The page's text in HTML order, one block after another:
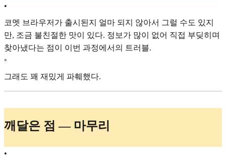
•
코멧 브라우저가 출시된지 얼마 되지 않아서 그럴 수도 있지
만, 조금 불친절한 맛이 있다. 정보가 많이 없어 직접 부딪히며
찾아냈다는 점이 이번 과정에서의 트러블.
◦
그래도 꽤 재밌게 파훼했다.
깨달은 점 — 마무리
•